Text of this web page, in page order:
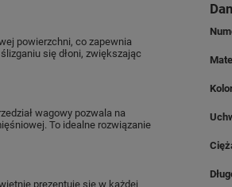
powierzchni, co zapewnia
się dłoni, zwiększając
wagowy pozwala na
To idealne rozwiązanie
prezentuje się w każdej